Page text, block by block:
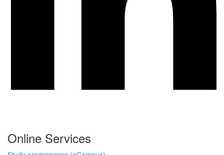
Online Services